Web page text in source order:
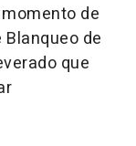
de
de
que